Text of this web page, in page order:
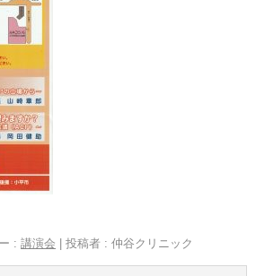
: 講演会 投稿者 : 仲谷クリニック